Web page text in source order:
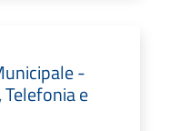
-
e